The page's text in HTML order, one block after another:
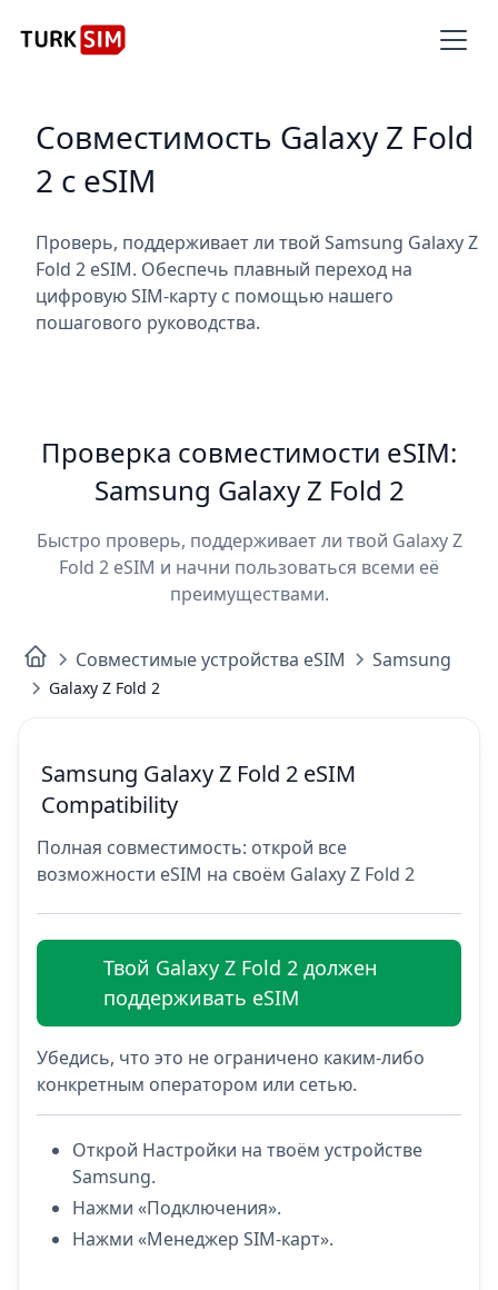
Совместимость Galaxy Z Fold
2 с eSIM
Проверь, поддерживает ли твой Samsung Galaxy Z
Fold 2 eSIM. Обеспечь плавный переход на
цифровую SIM-карту с помощью нашего
пошагового руководства.
Проверка совместимости eSIM:
Samsung Galaxy Z Fold 2
Быстро проверь, поддерживает ли твой Galaxy Z
Fold 2 eSIM и начни пользоваться всеми её
преимуществами.
Совместимые устройства eSIM Samsung
Galaxy Z Fold 2
Samsung Galaxy Z Fold 2 eSIM
Compatibility
Полная совместимость: открой все
возможности eSIM на своём Galaxy Z Fold 2
Твой Galaxy Z Fold 2 должен
поддерживать eSIM
Убедись, что это не ограничено каким-либо
конкретным оператором или сетью.
Открой Настройки на твоём устройстве
Samsung.
Нажми «Подключения».
Нажми «Менеджер SIM-карт».